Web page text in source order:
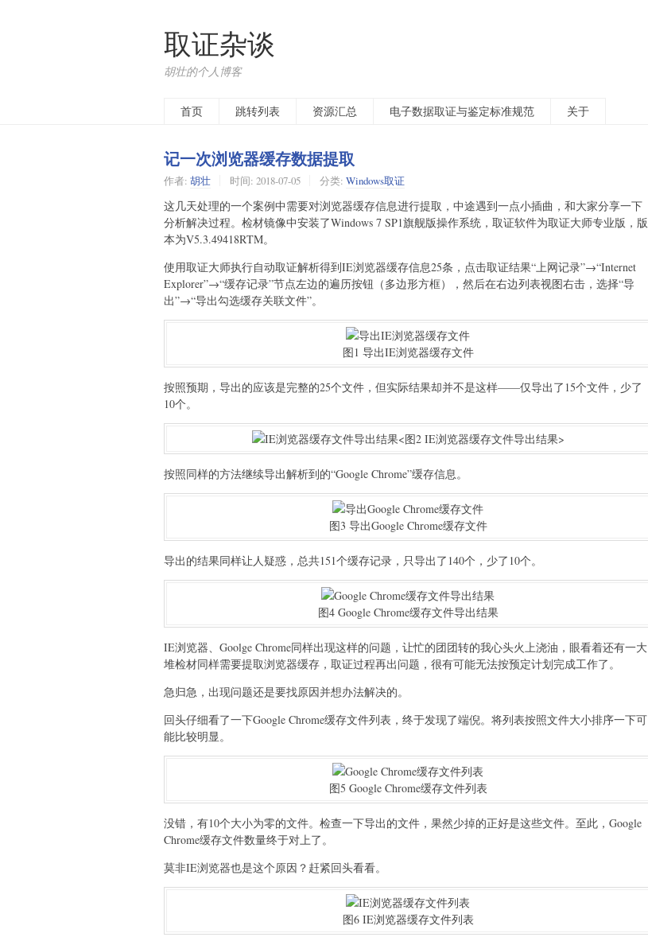
取证杂谈
胡壮的个人博客
首页
跳转列表 资源汇总 电子数据取证与鉴定标准规范 关于
记一次浏览器缓存数据提取
作者: 胡壮 时间: 2018-07-05 分类: Windows取证
这几天处理的一个案例中需要对浏览器缓存信息进行提取，中途遇到一点小插曲，和大家分享一下
分析解决过程。检材镜像中安装了Windows 7 SP1旗舰版操作系统，取证软件为取证大师专业版，版
本为V5.3.49418RTM。
使用取证大师执行自动取证解析得到IE浏览器缓存信息25条，点击取证结果“上网记录”→“Internet
Explorer”→“缓存记录”节点左边的遍历按钮（多边形方框），然后在右边列表视图右击，选择“导
出”→“导出勾选缓存关联文件”。
图1 导出IE浏览器缓存文件
按照预期，导出的应该是完整的25个文件，但实际结果却并不是这样——仅导出了15个文件，少了
10个。
<图2 IE浏览器缓存文件导出结果>
按照同样的方法继续导出解析到的“Google Chrome”缓存信息。
图3 导出Google Chrome缓存文件
导出的结果同样让人疑惑，总共151个缓存记录，只导出了140个，少了10个。
图4 Google Chrome缓存文件导出结果
IE浏览器、Goolge Chrome同样出现这样的问题，让忙的团团转的我心头火上浇油，眼看着还有一大
堆检材同样需要提取浏览器缓存，取证过程再出问题，很有可能无法按预定计划完成工作了。
急归急，出现问题还是要找原因并想办法解决的。
回头仔细看了一下Google Chrome缓存文件列表，终于发现了端倪。将列表按照文件大小排序一下可
能比较明显。
图5 Google Chrome缓存文件列表
没错，有10个大小为零的文件。检查一下导出的文件，果然少掉的正好是这些文件。至此，Google
Chrome缓存文件数量终于对上了。
莫非IE浏览器也是这个原因？赶紧回头看看。
图6 IE浏览器缓存文件列表